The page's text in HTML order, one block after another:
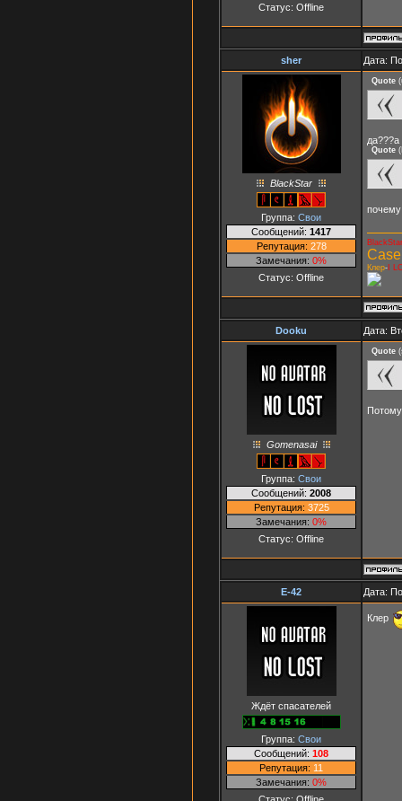
Статус: Offline
sher Дата:
BlackStar
Группа: Свои
Сообщений: 1417
Репутация: 278
Замечания: 0%
Статус: Offline
Quote (
Quote (
почему
Case
Клер- I
Dooku Дата:
Gomenasai
Группа: Свои
Сообщений: 2008
Репутация: 3725
Замечания: 0%
Статус: Offline
Quote (
E-42 Дата:
Ждёт спасателей
Группа: Свои
Сообщений: 108
Репутация: 11
Замечания: 0%
Клер